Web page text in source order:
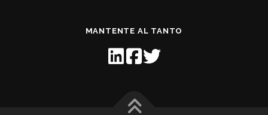
MANTENTE AL TANTO